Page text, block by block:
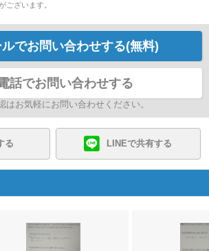
ございます。
でお問い合わせする(無料)
話でお問い合わせする
はお気軽にお問い合わせください。
る LINEで共有する